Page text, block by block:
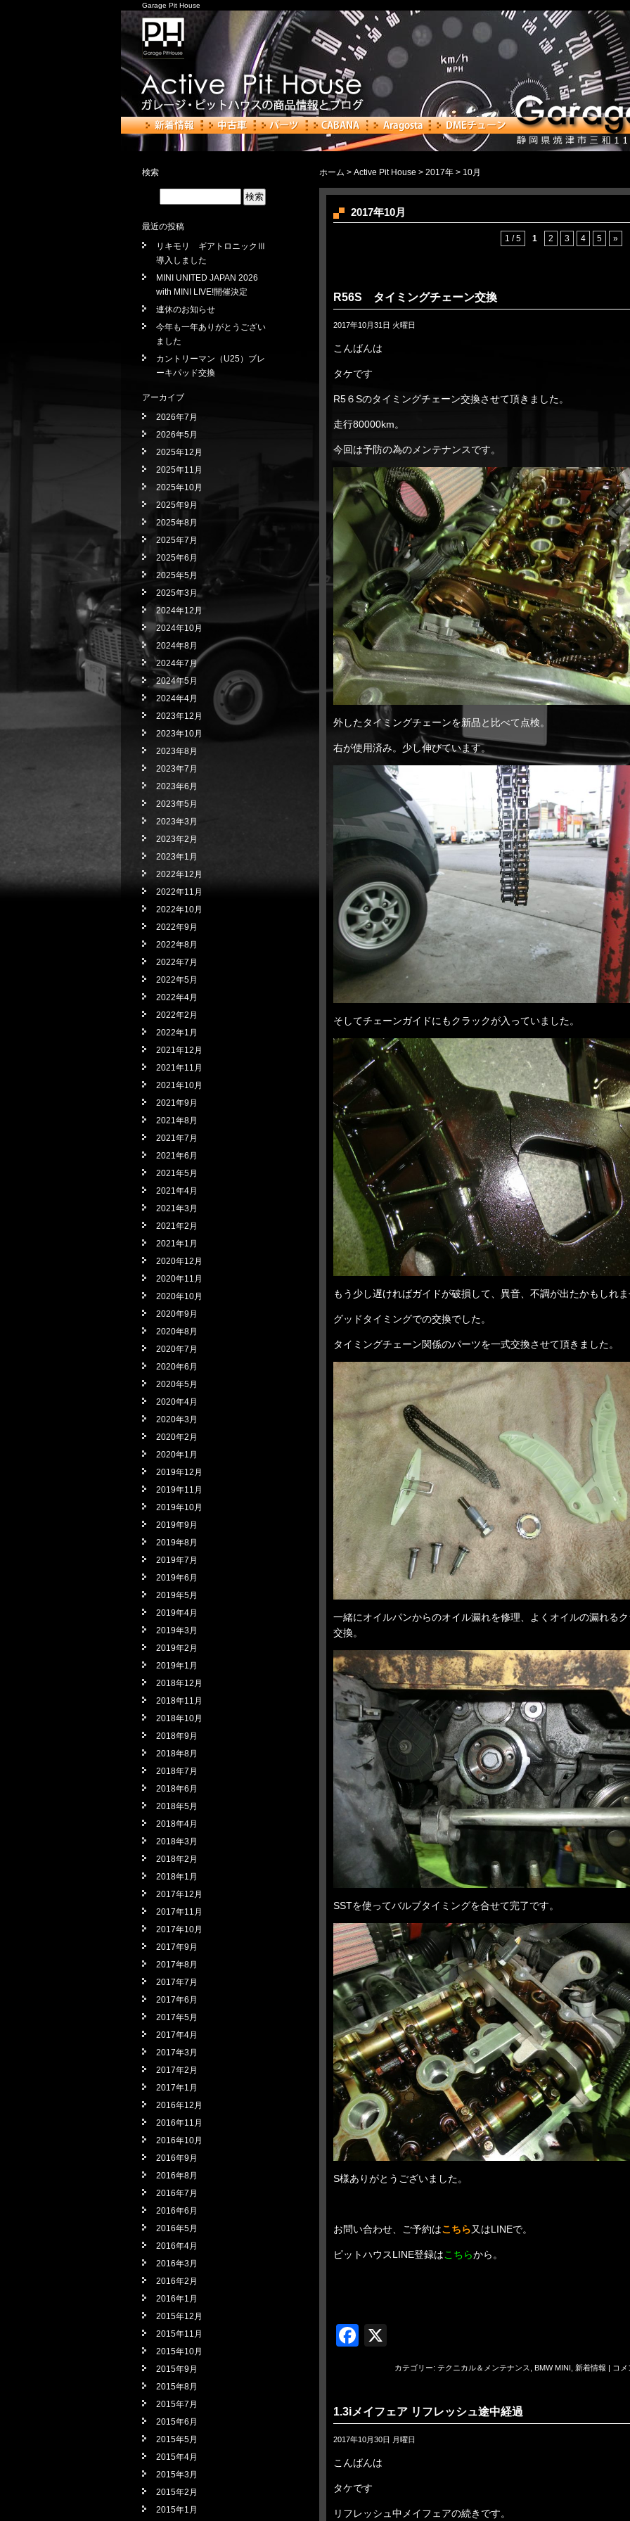
Garage Pit House
ホーム > Active Pit House > 2017年 > 10月
2017年10月
1 / 5 1 2 3 4 5 »
R56S タイミングチェーン交換
2017年10月31日 火曜日
こんばんは
タケです
R5６Sのタイミングチェーン交換させて頂きました。
走行80000km。
今回は予防の為のメンテナンスです。
外したタイミングチェーンを新品と比べて点検。
右が使用済み。少し伸びています。
そしてチェーンガイドにもクラックが入っていました。
もう少し遅ければガイドが破損して、異音、不調が出たかもしれ
グッドタイミングでの交換でした。
タイミングチェーン関係のパーツを一式交換させて頂きました。
一緒にオイルパンからのオイル漏れを修理、よくオイルの漏れる
交換。
SSTを使ってバルブタイミングを合せて完了です。
S様ありがとうございました。
お問い合わせ、ご予約はこちら又はLINEで。
ピットハウスLINE登録はこちらから。
Facebook
カテゴリー: テクニカル＆メンテナンス BMW MINI 新着情報 | コ
1.3iメイフェア リフレッシュ途中経過
2017年10月30日 月曜日
こんばんは
タケです
リフレッシュ中メイフェアの続きです。
検索
最近の投稿
リキモリ ギアトロニックⅢ
導入しました
MINI UNITED JAPAN 2026
with MINI LIVE!開催決定
連休のお知らせ
今年も一年ありがとうござい
ました
カントリーマン（U25）ブレ
ーキパッド交換
アーカイブ
2026年7月
2026年5月
2025年12月
2025年11月
2025年10月
2025年9月
2025年8月
2025年7月
2025年6月
2025年5月
2025年3月
2024年12月
2024年10月
2024年8月
2024年7月
2024年5月
2024年4月
2023年12月
2023年10月
2023年8月
2023年7月
2023年6月
2023年5月
2023年3月
2023年2月
2023年1月
2022年12月
2022年11月
2022年10月
2022年9月
2022年8月
2022年7月
2022年5月
2022年4月
2022年2月
2022年1月
2021年12月
2021年11月
2021年10月
2021年9月
2021年8月
2021年7月
2021年6月
2021年5月
2021年4月
2021年3月
2021年2月
2021年1月
2020年12月
2020年11月
2020年10月
2020年9月
2020年8月
2020年7月
2020年6月
2020年5月
2020年4月
2020年3月
2020年2月
2020年1月
2019年12月
2019年11月
2019年10月
2019年9月
2019年8月
2019年7月
2019年6月
2019年5月
2019年4月
2019年3月
2019年2月
2019年1月
2018年12月
2018年11月
2018年10月
2018年9月
2018年8月
2018年7月
2018年6月
2018年5月
2018年4月
2018年3月
2018年2月
2018年1月
2017年12月
2017年11月
2017年10月
2017年9月
2017年8月
2017年7月
2017年6月
2017年5月
2017年4月
2017年3月
2017年2月
2017年1月
2016年12月
2016年11月
2016年10月
2016年9月
2016年8月
2016年7月
2016年6月
2016年5月
2016年4月
2016年3月
2016年2月
2016年1月
2015年12月
2015年11月
2015年10月
2015年9月
2015年8月
2015年7月
2015年6月
2015年5月
2015年4月
2015年3月
2015年2月
2015年1月